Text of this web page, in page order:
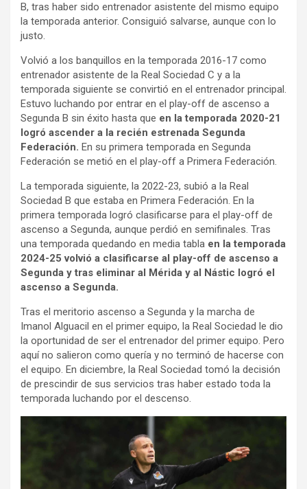
B, tras haber sido entrenador asistente del mismo equipo
la temporada anterior. Consiguió salvarse, aunque con lo
justo.
Volvió a los banquillos en la temporada 2016-17 como
entrenador asistente de la Real Sociedad C y a la
temporada siguiente se convirtió en el entrenador principal.
Estuvo luchando por entrar en el play-off de ascenso a
Segunda B sin éxito hasta que en la temporada 2020-21
logró ascender a la recién estrenada Segunda
Federación. En su primera temporada en Segunda
Federación se metió en el play-off a Primera Federación.
La temporada siguiente, la 2022-23, subió a la Real
Sociedad B que estaba en Primera Federación. En la
primera temporada logró clasificarse para el play-off de
ascenso a Segunda, aunque perdió en semifinales. Tras
una temporada quedando en media tabla en la temporada
2024-25 volvió a clasificarse al play-off de ascenso a
Segunda y tras eliminar al Mérida y al Nástic logró el
ascenso a Segunda.
Tras el meritorio ascenso a Segunda y la marcha de
Imanol Alguacil en el primer equipo, la Real Sociedad le dio
la oportunidad de ser el entrenador del primer equipo. Pero
aquí no salieron como quería y no terminó de hacerse con
el equipo. En diciembre, la Real Sociedad tomó la decisión
de prescindir de sus servicios tras haber estado toda la
temporada luchando por el descenso.